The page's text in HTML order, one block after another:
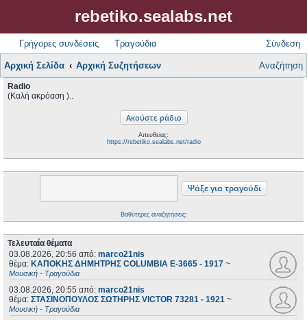
rebetiko.sealabs.net
Γρήγορες συνδέσεις Τραγούδια Σύνδεση
Αρχική Σελίδα Αρχική Συζητήσεων Αναζήτηση
Radio
(Καλή ακρόαση )..
Απευθείας:
https://rebetiko.sealabs.net/radio
Βαθύτερες αναζητήσεις;
Τελευταία θέματα
03.08.2026, 20:56 από: marco21nis
θέμα: ΚΑΠΟΚΗΣ ΔΗΜΗΤΡΗΣ COLUMBIA E-3665 - 1917 ~
Μουσική - Τραγούδια
03.08.2026, 20:55 από: marco21nis
θέμα: ΣΤΑΣΙΝΟΠΟΥΛΟΣ ΣΩΤΗΡΗΣ VICTOR 73281 - 1921 ~
Μουσική - Τραγούδια